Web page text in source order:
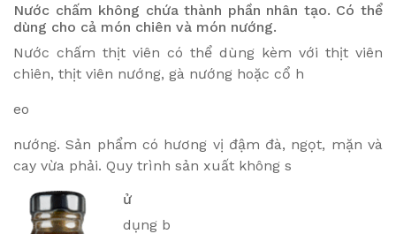
Nước chấm không chứa thành phần nhân tạo. Có thể
dùng cho cả món chiên và món nướng.
Nước chấm thịt viên có thể dùng kèm với thịt viên
chiên, thịt viên nướng, gà nướng hoặc cổ h
eo
nướng. Sản phẩm có hương vị đậm đà, ngọt, mặn và
cay vừa phải. Quy trình sản xuất không s
ử
dụng b